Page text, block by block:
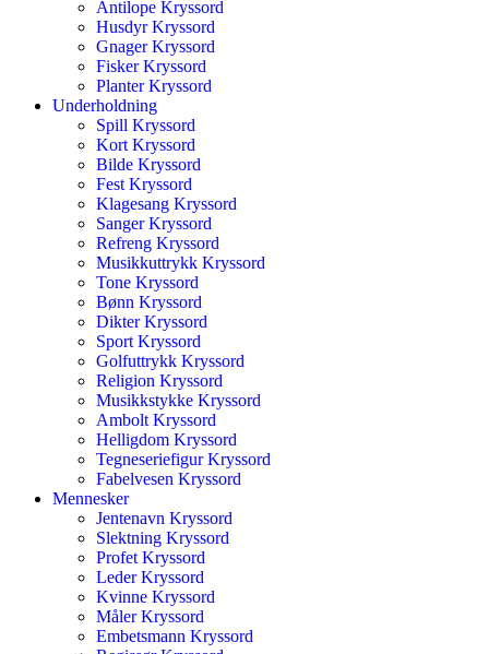
Antilope Kryssord
Husdyr Kryssord
Gnager Kryssord
Fisker Kryssord
Planter Kryssord
Underholdning
Spill Kryssord
Kort Kryssord
Bilde Kryssord
Fest Kryssord
Klagesang Kryssord
Sanger Kryssord
Refreng Kryssord
Musikkuttrykk Kryssord
Tone Kryssord
Bønn Kryssord
Dikter Kryssord
Sport Kryssord
Golfuttrykk Kryssord
Religion Kryssord
Musikkstykke Kryssord
Ambolt Kryssord
Helligdom Kryssord
Tegneseriefigur Kryssord
Fabelvesen Kryssord
Mennesker
Jentenavn Kryssord
Slektning Kryssord
Profet Kryssord
Leder Kryssord
Kvinne Kryssord
Måler Kryssord
Embetsmann Kryssord